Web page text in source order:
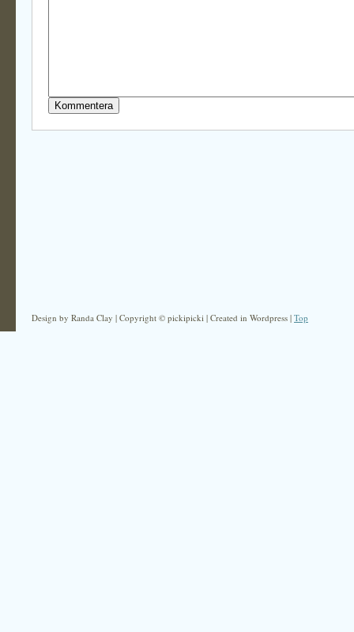
Design by Randa Clay | Copyright © pickipicki | Created in Wordpress | Top